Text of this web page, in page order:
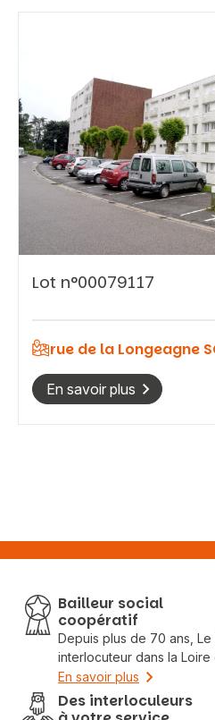
Lot n°00079117
rue de la Longeagne
En savoir plus
Bailleur social
coopératif
Depuis plus de 70 ans,
interlocuteur dans la Loire
En savoir plus
Des interloculeurs